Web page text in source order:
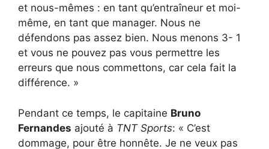
et nous-mêmes : en tant qu’entraîneur et moi-
même, en tant que manager. Nous ne
défendons pas assez bien. Nous menons 3- 1
et vous ne pouvez pas vous permettre les
erreurs que nous commettons, car cela fait la
différence. »
Pendant ce temps, le capitaine Bruno
Fernandes ajouté à TNT Sports: « C’est
dommage, pour être honnête. Je ne veux pas